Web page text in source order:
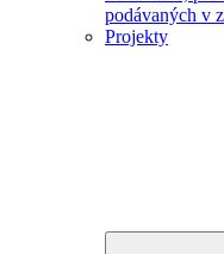
podávaných v
Projekty